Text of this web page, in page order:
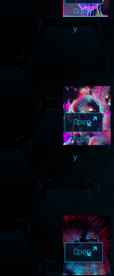
Galler
y
Open
Galler
y
Open
Galler